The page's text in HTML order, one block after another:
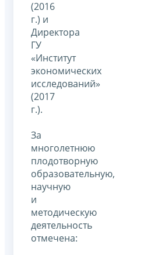
(2016
г.) и
Директора
ГУ
«Институт
экономических
исследований»
(2017
г.).
За
многолетнюю
плодотворную
образовательную,
научную
и
методическую
деятельность
отмечена: